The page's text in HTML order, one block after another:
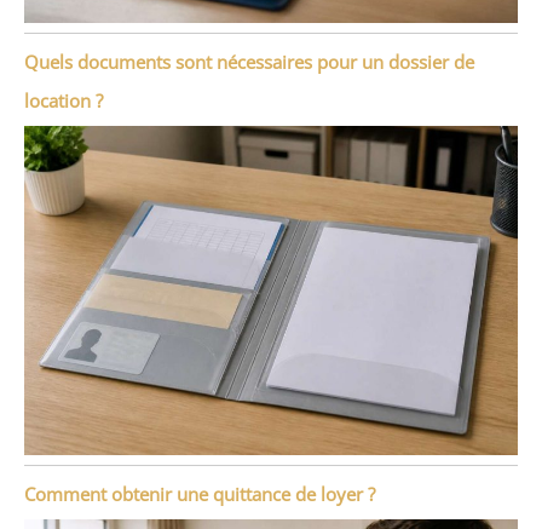
Quels documents sont nécessaires pour un dossier de
location ?
Comment obtenir une quittance de loyer ?